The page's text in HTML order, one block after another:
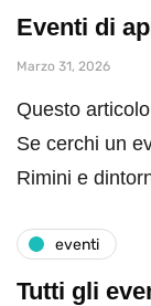
Eventi di
Marzo 31, 2026
Questo
Se cerchi un
Rimini e
eventi
Tutti gli